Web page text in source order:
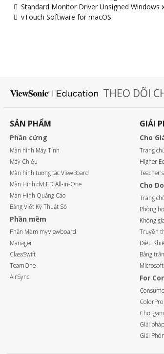
Standard Monitor Driver Unsigned Windows
vTouch Software for macOS
THEO DÕI
SẢN PHẨM
Phần cứng
Màn hình Máy Tính
Máy Chiếu
Màn hình tương tác ViewBoard
Màn Hình dvLED All-in-One
Màn Hình Quảng Cáo
Bảng Viết Kỹ Thuật Số
Phần mềm
Phần Mềm myViewboard
Manager
ClassSwift
TeamOne
AirSync
GIẢI
Cho
Trang
Higher
Cho
Trang
Phòng
Không
Truyền
Điều
Bảng
For
ColorPro
Chơi
Giải
Giải